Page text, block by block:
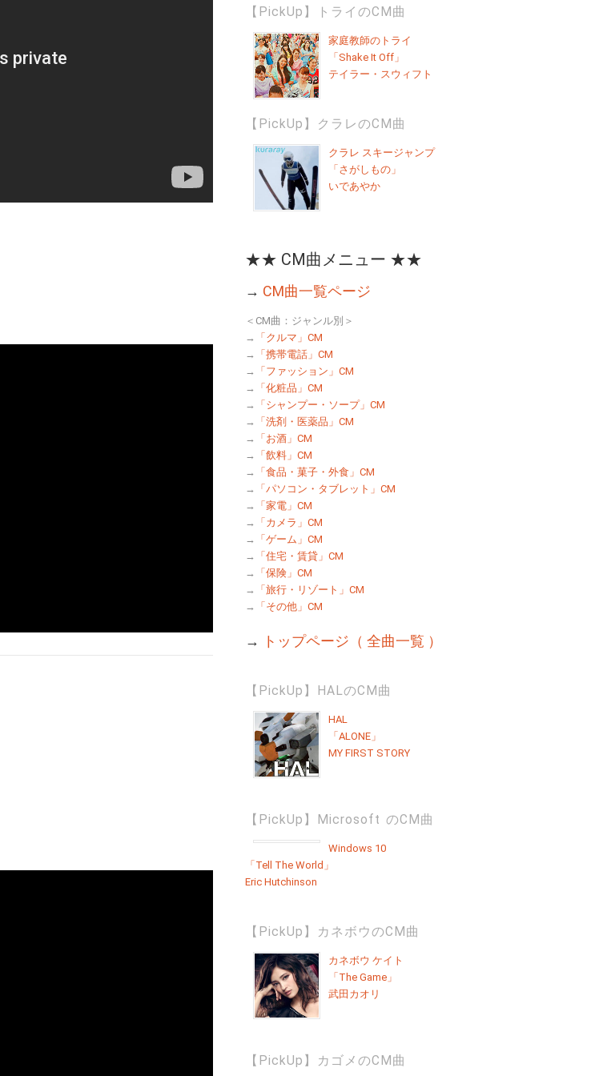
【PickUp】トライのCM曲
家庭教師のトライ
「Shake It Off」
テイラー・スウィフト
【PickUp】クラレのCM曲
クラレ スキージャンプ
「さがしもの」
いであやか
★★ CM曲メニュー ★★
→ CM曲一覧ページ
＜CM曲：ジャンル別＞
→
「クルマ」CM
→
「携帯電話」CM
→
「ファッション」CM
→
「化粧品」CM
→
「シャンプー・ソープ」CM
→
「洗剤・医薬品」CM
→
「お酒」CM
→
「飲料」CM
→
「食品・菓子・外食」CM
→
「パソコン・タブレット」CM
→
「家電」CM
→
「カメラ」CM
→
「ゲーム」CM
→
「住宅・賃貸」CM
→
「保険」CM
→
「旅行・リゾート」CM
→
「その他」CM
→ トップページ（ 全曲一覧 ）
【PickUp】HALのCM曲
HAL
「ALONE」
MY FIRST STORY
【PickUp】Microsoft のCM曲
Windows 10
「Tell The World」
Eric Hutchinson
【PickUp】カネボウのCM曲
カネボウ ケイト
「The Game」
武田カオリ
【PickUp】カゴメのCM曲